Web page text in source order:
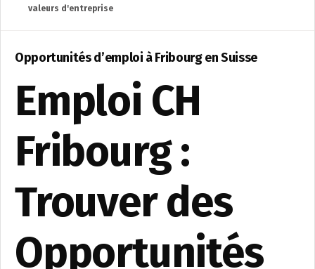
valeurs d'entreprise
Opportunités d’emploi à Fribourg en Suisse
Emploi CH
Fribourg :
Trouver des
Opportunités